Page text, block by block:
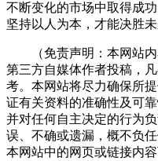
不断变化的市场中取得成
坚持以人为本，才能决胜未
（免责声明：本网站内
第三方自媒体作者投稿，
考。本网站将尽力确保所
证有关资料的准确性及可
并对任何自主决定的行为
误、不确或遗漏，概不负
本网站中的网页或链接内